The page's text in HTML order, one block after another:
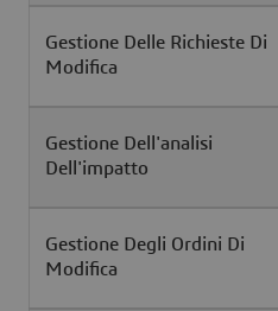
Gestione Delle Richieste Di
Modifica
Gestione Dell'analisi
Dell'impatto
Gestione Degli Ordini Di
Modifica